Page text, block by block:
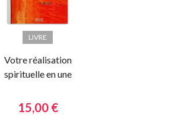
LIVRE
Votre réalisation
spirituelle en une
15,00 €